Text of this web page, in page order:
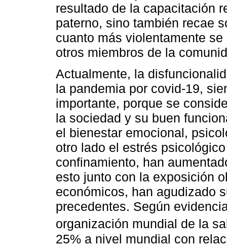
resultado de la capacitación
paterno, sino también recae
cuanto más violentamente
otros miembros de la
Actualmente, la
la pandemia por covid-19,
importante, porque se
la sociedad y su buen
el bienestar emocional,
otro lado el estrés
confinamiento, han
esto junto con la exposición
económicos, han agudizado
precedentes. Según
organización mundial de la
25% a nivel mundial con